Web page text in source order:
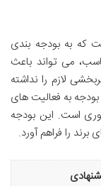
که به بودجه بندی
می تواند باعث
لازم را نداشته
به فعالیت های
است. این بودجه
برند را فراهم آورد.